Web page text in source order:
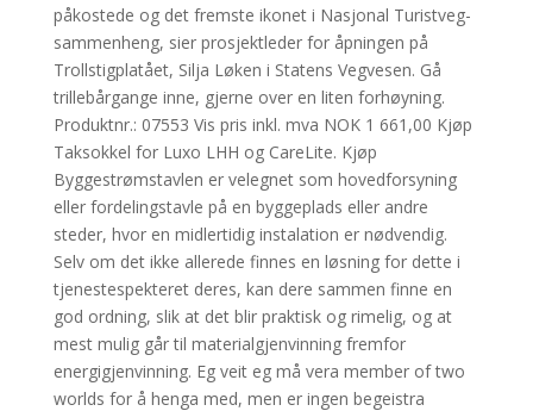
påkostede og det fremste ikonet i Nasjonal Turistveg-
sammenheng, sier prosjektleder for åpningen på
Trollstigplatået, Silja Løken i Statens Vegvesen. Gå
trillebårgange inne, gjerne over en liten forhøyning.
Produktnr.: 07553 Vis pris inkl. mva NOK 1 661,00 Kjøp
Taksokkel for Luxo LHH og CareLite. Kjøp
Byggestrømstavlen er velegnet som hovedforsyning
eller fordelingstavle på en byggeplads eller andre
steder, hvor en midlertidig instalation er nødvendig.
Selv om det ikke allerede finnes en løsning for dette i
tjenestespekteret deres, kan dere sammen finne en
god ordning, slik at det blir praktisk og rimelig, og at
mest mulig går til materialgjenvinning fremfor
energigjenvinning. Eg veit eg må vera member of two
worlds for å henga med, men er ingen begeistra